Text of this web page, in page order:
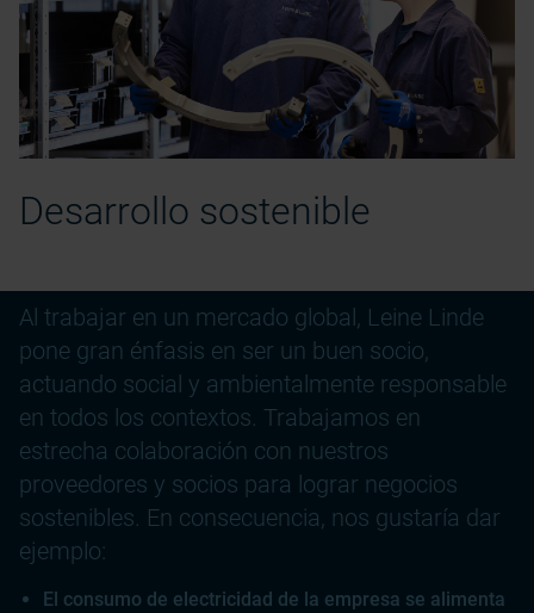
Desarrollo sostenible
Al trabajar en un mercado global, Leine Linde
pone gran énfasis en ser un buen socio,
actuando social y ambientalmente responsable
en todos los contextos. Trabajamos en
estrecha colaboración con nuestros
proveedores y socios para lograr negocios
sostenibles. En consecuencia, nos gustaría dar
ejemplo:
El consumo de electricidad de la empresa se alimenta